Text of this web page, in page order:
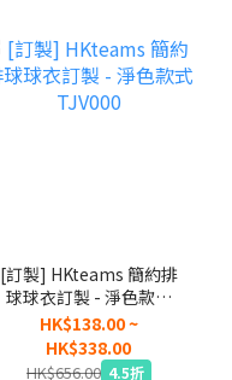
[訂製] HKteams 簡約排
球球衣訂製 - 淨色款式
TJV000
HK$138.00 ~
HK$338.00
HK$656.00 4.5折